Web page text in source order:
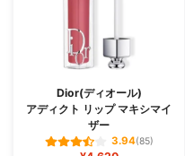
Dior(ディオール)
アディクト リップ マキシマイ
ザー
3.94(85)